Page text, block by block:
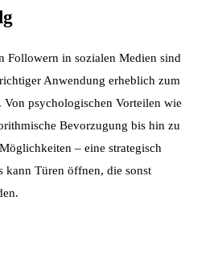
Followern in sozialen Medien sind
Anwendung erheblich zum
Von psychologischen Vorteilen wie
Bevorzugung bis hin zu
– eine strategisch
kann Türen öffnen, die sonst